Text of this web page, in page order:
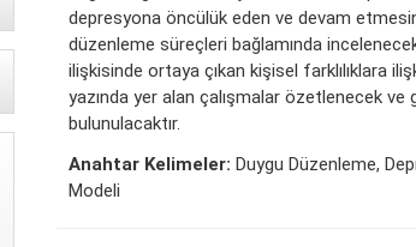
depresyona öncülük eden ve devam
düzenleme süreçleri bağlamında
ilişkisinde ortaya çıkan kişisel farklılıklara
yazında yer alan çalışmalar özetlenecek
bulunulacaktır.
Anahtar Kelimeler: Duygu Düzenleme,
Modeli